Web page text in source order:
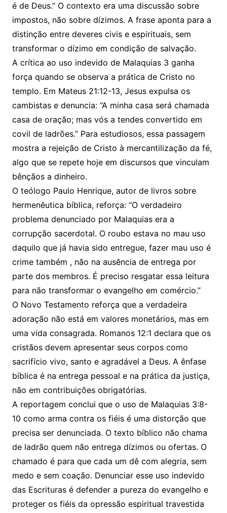
é de Deus.” O contexto era uma discussão sobre
impostos, não sobre dízimos. A frase aponta para a
distinção entre deveres civis e espirituais, sem
transformar o dízimo em condição de salvação.
A crítica ao uso indevido de Malaquias 3 ganha
força quando se observa a prática de Cristo no
templo. Em Mateus 21:12-13, Jesus expulsa os
cambistas e denuncia: “A minha casa será chamada
casa de oração; mas vós a tendes convertido em
covil de ladrões.” Para estudiosos, essa passagem
mostra a rejeição de Cristo à mercantilização da fé,
algo que se repete hoje em discursos que vinculam
bênçãos a dinheiro.
O teólogo Paulo Henrique, autor de livros sobre
hermenêutica bíblica, reforça: “O verdadeiro
problema denunciado por Malaquias era a
corrupção sacerdotal. O roubo estava no mau uso
daquilo que já havia sido entregue, fazer mau uso é
crime também , não na ausência de entrega por
parte dos membros. É preciso resgatar essa leitura
para não transformar o evangelho em comércio.”
O Novo Testamento reforça que a verdadeira
adoração não está em valores monetários, mas em
uma vida consagrada. Romanos 12:1 declara que os
cristãos devem apresentar seus corpos como
sacrifício vivo, santo e agradável a Deus. A ênfase
bíblica é na entrega pessoal e na prática da justiça,
não em contribuições obrigatórias.
A reportagem conclui que o uso de Malaquias 3:8-
10 como arma contra os fiéis é uma distorção que
precisa ser denunciada. O texto bíblico não chama
de ladrão quem não entrega dízimos ou ofertas. O
chamado é para que cada um dê com alegria, sem
medo e sem coação. Denunciar esse uso indevido
das Escrituras é defender a pureza do evangelho e
proteger os fiéis da opressão espiritual travestida